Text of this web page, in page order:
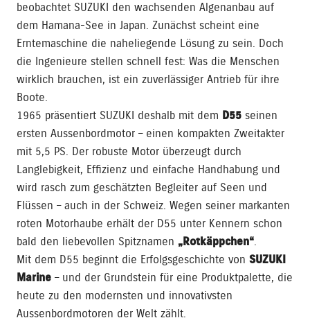
beobachtet SUZUKI den wachsenden Algenanbau auf
dem Hamana-See in Japan. Zunächst scheint eine
Erntemaschine die naheliegende Lösung zu sein. Doch
die Ingenieure stellen schnell fest: Was die Menschen
wirklich brauchen, ist ein zuverlässiger Antrieb für ihre
Boote.
1965 präsentiert SUZUKI deshalb mit dem D55 seinen
ersten Aussenbordmotor – einen kompakten Zweitakter
mit 5,5 PS. Der robuste Motor überzeugt durch
Langlebigkeit, Effizienz und einfache Handhabung und
wird rasch zum geschätzten Begleiter auf Seen und
Flüssen – auch in der Schweiz. Wegen seiner markanten
roten Motorhaube erhält der D55 unter Kennern schon
bald den liebevollen Spitznamen „Rotkäppchen“.
Mit dem D55 beginnt die Erfolgsgeschichte von SUZUKI
Marine – und der Grundstein für eine Produktpalette, die
heute zu den modernsten und innovativsten
Aussenbordmotoren der Welt zählt.